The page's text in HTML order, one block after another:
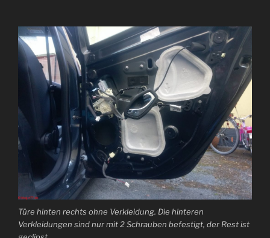
Türe hinten rechts ohne Verkleidung. Die hinteren
Verkleidungen sind nur mit 2 Schrauben befestigt, der Rest ist